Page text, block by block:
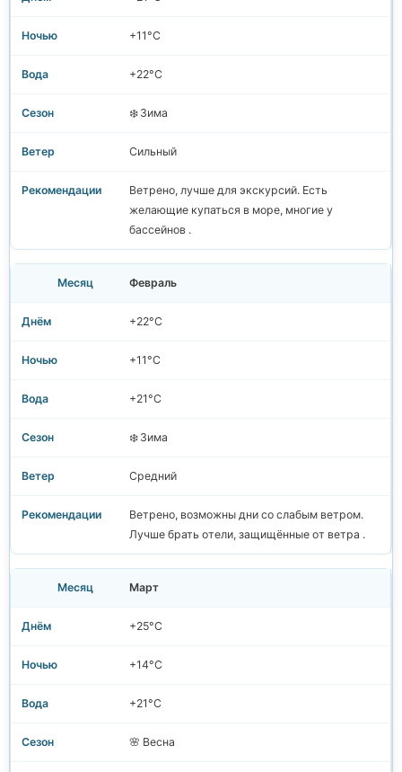
+11°C
+22°C
❄️ Зима
Сильный
Ветрено, лучше для экскурсий. Есть
желающие купаться в море, многие у
бассейнов .
Февраль
+22°C
+11°C
+21°C
❄️ Зима
Средний
Ветрено, возможны дни со слабым ветром.
Лучше брать отели, защищённые от ветра .
Март
+25°C
+14°C
+21°C
🌸 Весна